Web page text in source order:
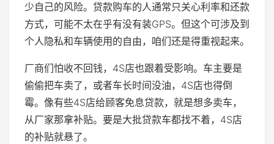
少自己的风险。贷款购车的人通常只关心利率和还款
方式，可能不太在乎有没有装GPS。但这个可涉及到
个人隐私和车辆使用的自由，咱们还是得重视起来。
厂商们怕收不回钱，4S店也跟着受影响。车主要是
偷偷把车卖了，或者车长时间没油，4S店也得倒
霉。像有些4S店给顾客免息贷款，就是想多卖车，
从厂家那拿补贴。要是大批贷款车都找不着，4S店
的补贴就悬了。